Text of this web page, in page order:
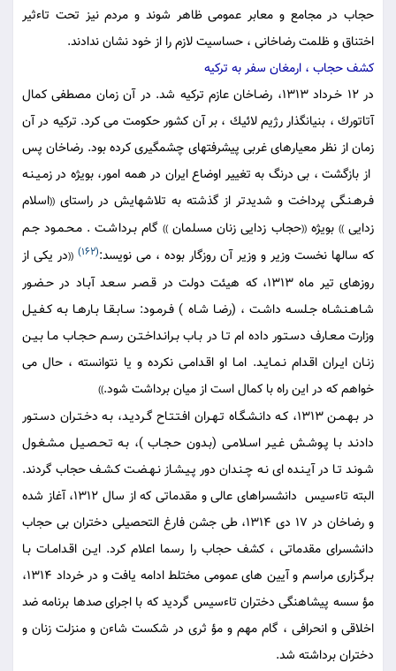
حجاب در مجامع و معابر عمومى ظاهر شوند و مردم نيز تحت تاءثير
اختناق و ظلمت رضاخانى ، حساسيت لازم را از خود نشان ندادند.
كشف حجاب ، ارمغان سفر به تركيه
در 12 خـرداد 1313، رضـاخان عازم تركيه شد. در آن زمان مصطفى كمال
آتاتورك ، بنيانگذار رژيم لائيك ، بر آن كشور حكومت مى كرد. تركيه در آن
زمان از نظر معيارهاى غربى پيشرفتهاى چشمگيرى كرده بود. رضاخان پس
‍ از بازگشت ، بى درنگ به تغيير اوضاع ايران در همه امور، بويژه در زمـيـنـه
فـرهـنـگى پرداخت و شديدتر از گذشته به تلاشهايش در راستاى ((اسلام
زدايى)) بويژه((حجاب زدايى زنان مسلمان)) گام بـرداشـت . مـحـمـود جـم
كه سالها نخست وزير و وزير آن روزگار بوده ، مى نويسد:(162)
((در يكى از
روزهاى تير ماه 1313، كه هيئت دولت در قـصـر سـعـد آبـاد در حـضـور
شـاهـنـشـاه جـلسـه داشـت ، (رضـا شـاه ) فـرمـود: سـابـقـا بـارهـا بـه كـفـيـل
وزارت مـعـارف دسـتـور داده ام تـا در بـاب بـرانـداخـتـن رسـم حـجـاب مـا بـيـن
زنـان ايـران اقـدام نـمـايـد. امـا او اقـدامـى نكرده و يا نتوانسته ، حال مى
خواهم كه در اين راه با كمال است از ميان برداشت شود.))
در بـهـمـن 1313، كـه دانـشـگـاه تـهـران افـتـتـاح گـرديـد، بـه دخـتـران دسـتـور
دادنـد بـا پـوشـش غـيـر اسـلامـى (بـدون حـجـاب )، بـه تـحـصـيـل مـشـغـول
شـونـد تـا در آيـنـده اى نـه چـنـدان دور پـيـشـاز نـهـضـت كـشـف حجاب گردند.
البته تاءسيس ‍ دانشسراهاى عالى و مقدماتى كه از سال 1312، آغاز شده
و رضاخان در 17 دى 1314، طى جشن فارغ التحصيلى دختران بى حجاب
دانشسراى مقدماتى ، كشف حجاب را رسما اعلام كرد. ايـن اقـدامـات بـا
بـرگـزارى مراسم و آيين هاى عمومى مختلط ادامه يافت و در خرداد 1314،
مؤ سسه پيشاهنگى دختران تاءسيس گرديد كه با اجراى صدها برنامه ضد
اخلاقى و انحرافى ، گام مهم و مؤ ثرى در شكست شاءن و منزلت زنان و
دختران برداشته شد.